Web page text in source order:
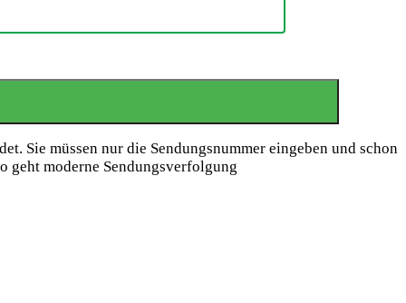
Sie müssen nur die Sendungsnummer eingeben und schon
geht moderne Sendungsverfolgung